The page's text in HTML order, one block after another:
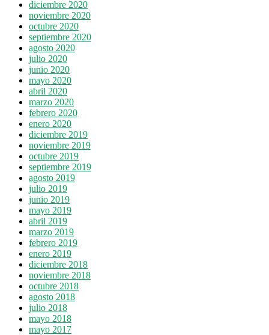
diciembre 2020
noviembre 2020
octubre 2020
septiembre 2020
agosto 2020
julio 2020
junio 2020
mayo 2020
abril 2020
marzo 2020
febrero 2020
enero 2020
diciembre 2019
noviembre 2019
octubre 2019
septiembre 2019
agosto 2019
julio 2019
junio 2019
mayo 2019
abril 2019
marzo 2019
febrero 2019
enero 2019
diciembre 2018
noviembre 2018
octubre 2018
agosto 2018
julio 2018
mayo 2018
mayo 2017